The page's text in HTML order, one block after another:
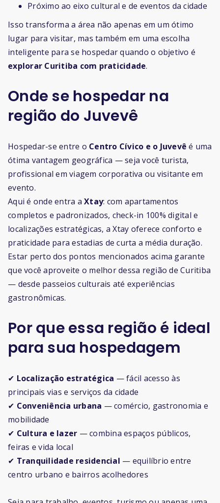
Próximo ao eixo cultural e de eventos da cidade
Isso transforma a área não apenas em um ótimo
lugar para visitar, mas também em uma escolha
inteligente para se hospedar quando o objetivo é
explorar Curitiba com praticidade.
Onde se hospedar na
região do Juvevê
Hospedar-se entre o Centro Cívico e o Juvevê é uma
ótima vantagem geográfica — seja você turista,
profissional em viagem corporativa ou visitante em
evento.
Aqui é onde entra a Xtay: com apartamentos
completos e padronizados, check-in 100% digital e
localizações estratégicas, a Xtay oferece conforto e
praticidade para estadias de curta a média duração.
Estar perto dos pontos mencionados acima garante
que você aproveite o melhor dessa região de Curitiba
— desde passeios culturais até experiências
gastronômicas.
Por que essa região é ideal
para sua hospedagem
✔ Localização estratégica — fácil acesso às
principais vias e serviços da cidade
✔ Conveniência urbana — comércio, gastronomia e
mobilidade
✔ Cultura e lazer — combina espaços públicos,
feiras e vida local
✔ Tranquilidade residencial — equilíbrio entre
centro urbano e bairros acolhedores